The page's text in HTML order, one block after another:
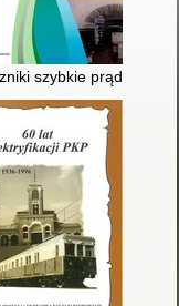
prądu stałego 3 kV
szybkie prądu